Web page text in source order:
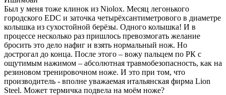
Был у меня тоже клинок из Niolox. Месяц легонького
городского EDC и заточка четырёхсантиметрового в диаметре
колышка из сухостойной берёзы. Одного колышка! И в
процессе несколько раз пришлось превозмогать желание
бросить это дело нафиг и взять нормальный нож. Но
дострогал до конца. После этого – вожу пальцем по РК с
ощутимым нажимом – абсолютная травмобезопасность, как на
резиновом тренировочном ноже. И это при том, что
производитель - вполне уважаемая итальянская фирма Lion
Steel. Может термичка подвела на моём ноже?